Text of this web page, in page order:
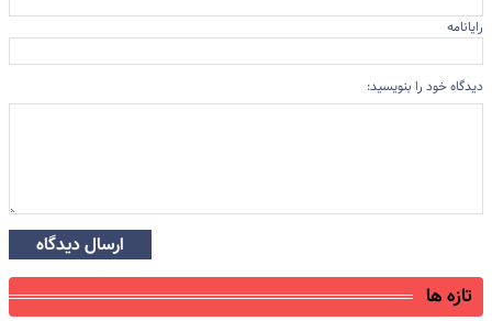
رایانامه
دیدگاه خود را بنویسید:
ارسال دیدگاه
تازه ها